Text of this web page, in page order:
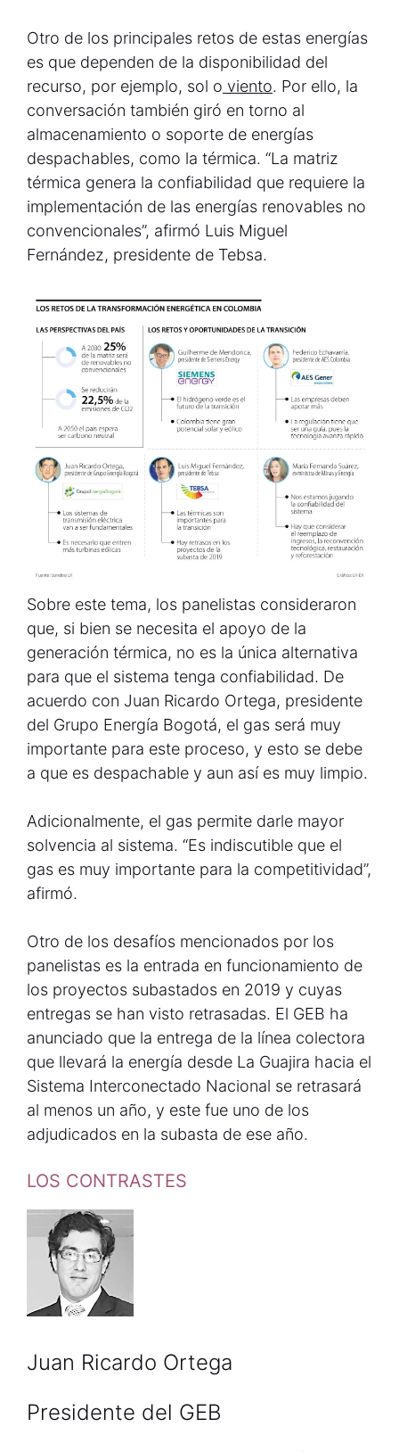
Otro de los principales retos de estas energías
es que dependen de la disponibilidad del
recurso, por ejemplo, sol o viento. Por ello, la
conversación también giró en torno al
almacenamiento o soporte de energías
despachables, como la térmica. “La matriz
térmica genera la confiabilidad que requiere la
implementación de las energías renovables no
convencionales”, afirmó Luis Miguel
Fernández, presidente de Tebsa.
Sobre este tema, los panelistas consideraron
que, si bien se necesita el apoyo de la
generación térmica, no es la única alternativa
para que el sistema tenga confiabilidad. De
acuerdo con Juan Ricardo Ortega, presidente
del Grupo Energía Bogotá, el gas será muy
importante para este proceso, y esto se debe
a que es despachable y aun así es muy limpio.
Adicionalmente, el gas permite darle mayor
solvencia al sistema. “Es indiscutible que el
gas es muy importante para la competitividad”,
afirmó.
Otro de los desafíos mencionados por los
panelistas es la entrada en funcionamiento de
los proyectos subastados en 2019 y cuyas
entregas se han visto retrasadas. El GEB ha
anunciado que la entrega de la línea colectora
que llevará la energía desde La Guajira hacia el
Sistema Interconectado Nacional se retrasará
al menos un año, y este fue uno de los
adjudicados en la subasta de ese año.
LOS CONTRASTES
Juan Ricardo Ortega
Presidente del GEB